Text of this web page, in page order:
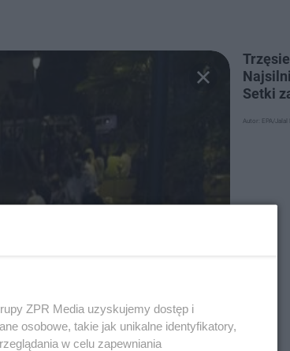
Setki
Autor: EPA/
ZPR Media uzyskujemy dostęp i
osobowe, takie jak unikalne identyfikatory,
w celu zapewniania